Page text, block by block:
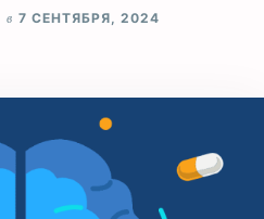
в 7 СЕНТЯБРЯ, 2024